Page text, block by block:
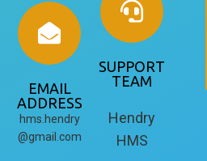
EMAIL
ADDRESS
hms.hendry
@gmail.com
SUPPORT
TEAM
Hendry
HMS